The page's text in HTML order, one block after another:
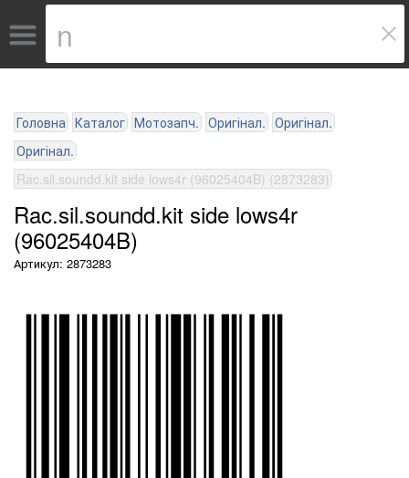
Головна Каталог Мотозапч. Оригінал. Оригінал.
Оригінал.
Rac.sil.soundd.kit side lows4r (96025404B) (2873283)
Rac.sil.soundd.kit side lows4r
(96025404B)
Артикул: 2873283